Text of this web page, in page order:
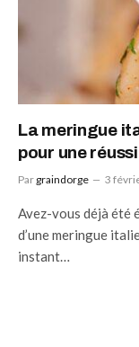
La meringue
pour une
Par graindorge 3
Avez-vous déjà été
d’une meringue
instant…